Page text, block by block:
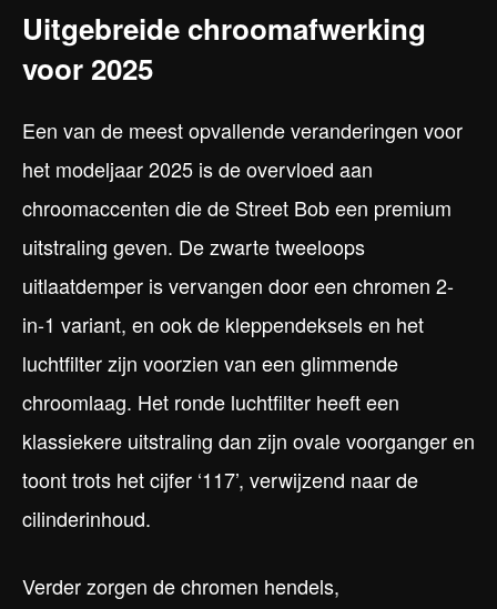
Uitgebreide chroomafwerking
voor 2025
Een van de meest opvallende veranderingen voor
het modeljaar 2025 is de overvloed aan
chroomaccenten die de Street Bob een premium
uitstraling geven. De zwarte tweeloops
uitlaatdemper is vervangen door een chromen 2-
in-1 variant, en ook de kleppendeksels en het
luchtfilter zijn voorzien van een glimmende
chroomlaag. Het ronde luchtfilter heeft een
klassiekere uitstraling dan zijn ovale voorganger en
toont trots het cijfer ‘117’, verwijzend naar de
cilinderinhoud.
Verder zorgen de chromen hendels,